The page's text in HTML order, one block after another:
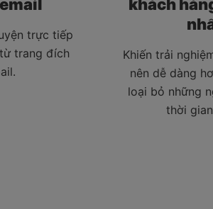
trực tiếp
trang đích
khách
Khiến trải
nên dễ dàng
loại bỏ những
thời